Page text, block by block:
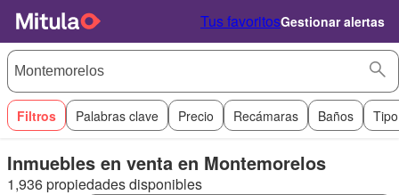
Tus favoritosGestionar alertas
Filtros Palabras clave Precio Recámaras Baños
Inmuebles en venta en Montemorelos
1,936 propiedades disponibles